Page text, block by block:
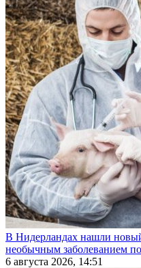
В Нидерландах нашли
необычным заболеванием
6 августа 2026, 14:51